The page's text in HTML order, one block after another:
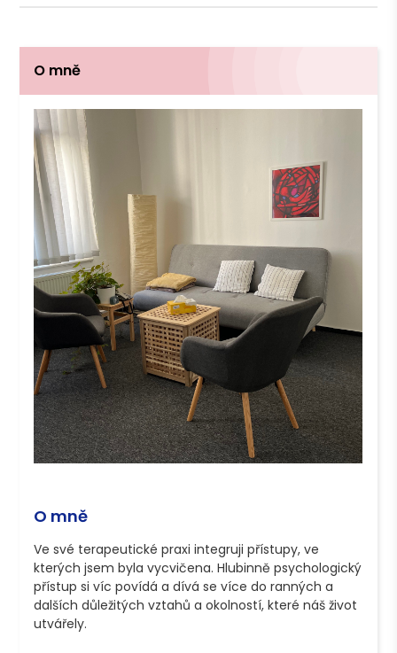
O mně
O mně
Ve své terapeutické praxi integruji přístupy, ve
kterých jsem byla vycvičena. Hlubinně psychologický
přístup si víc povídá a dívá se více do ranných a
dalších důležitých vztahů a okolností, které náš život
utvářely.